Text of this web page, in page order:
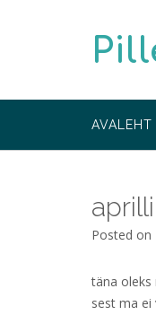
AVALEHT
Posted on
täna oleks
sest ma